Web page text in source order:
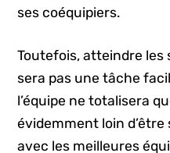
ses coéquipiers.
Toutefois, atteindre les
sera pas une tâche
l’équipe ne totalisera
évidemment loin
avec les meilleures